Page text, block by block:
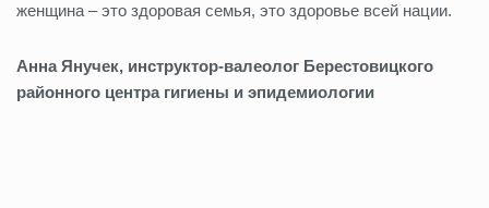
женщина ‒ это здоровая семья, это здоровье всей нации.
Анна Янучек, инструктор-валеолог Берестовицкого
районного центра гигиены и эпидемиологии